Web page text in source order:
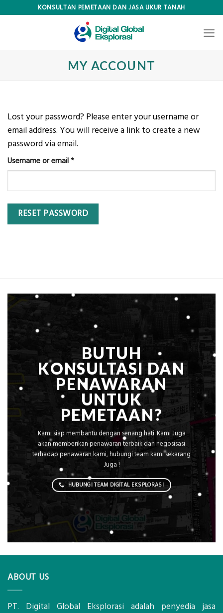
KONSULTAN PEMETAAN DAN JASA UKUR TANAH
MY ACCOUNT
Lost your password? Please enter your username or
email address. You will receive a link to create a new
password via email.
Username or email*Required
RESET PASSWORD
BUTUH
KONSULTASI DAN
PENAWARAN
UNTUK
PEMETAAN?
Kami siap membantu dengan senang hati. Kami Juga
akan memberikan penawaran terbaik dan negosisasi
terhadap penawaran kami, hubungi team kami sekarang
Juga !
HUBUNGI TEAM DIGITAL EKSPLORASI
ABOUT US
PT. Digital Global Eksplorasi adalah penyedia jasa